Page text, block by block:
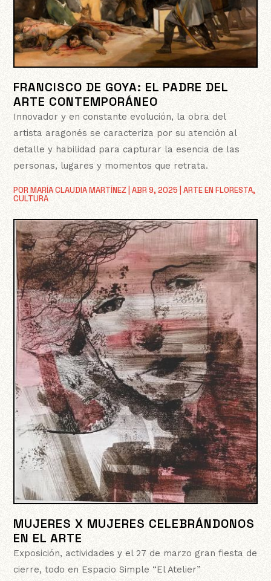
FRANCISCO DE GOYA: EL PADRE DEL
ARTE CONTEMPORÁNEO
PORMARÍA CLAUDIA MARTÍNEZ |ABR 9, 2025 |ARTE EN FLORESTA,
CULTURA
Innovador y en constante evolución, la obra del
artista aragonés se caracteriza por su atención al
detalle y habilidad para capturar la esencia de las
personas, lugares y momentos que retrata.
MUJERES X MUJERES CELEBRÁNDONOS
EN EL ARTE
Exposición, actividades y el 27 de marzo gran fiesta de
cierre, todo en Espacio Simple “El Atelier”